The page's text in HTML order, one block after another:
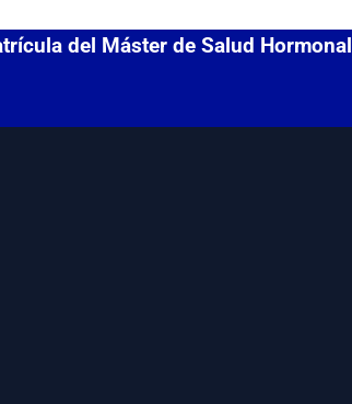
del Máster de Salud Hormonal